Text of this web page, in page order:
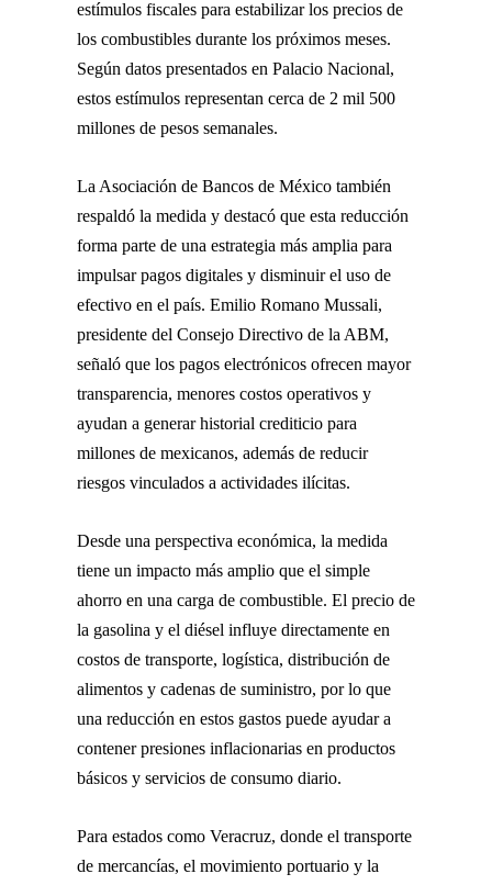
estímulos fiscales para estabilizar los precios de
los combustibles durante los próximos meses.
Según datos presentados en Palacio Nacional,
estos estímulos representan cerca de 2 mil 500
millones de pesos semanales.
La Asociación de Bancos de México también
respaldó la medida y destacó que esta reducción
forma parte de una estrategia más amplia para
impulsar pagos digitales y disminuir el uso de
efectivo en el país. Emilio Romano Mussali,
presidente del Consejo Directivo de la ABM,
señaló que los pagos electrónicos ofrecen mayor
transparencia, menores costos operativos y
ayudan a generar historial crediticio para
millones de mexicanos, además de reducir
riesgos vinculados a actividades ilícitas.
Desde una perspectiva económica, la medida
tiene un impacto más amplio que el simple
ahorro en una carga de combustible. El precio de
la gasolina y el diésel influye directamente en
costos de transporte, logística, distribución de
alimentos y cadenas de suministro, por lo que
una reducción en estos gastos puede ayudar a
contener presiones inflacionarias en productos
básicos y servicios de consumo diario.
Para estados como Veracruz, donde el transporte
de mercancías, el movimiento portuario y la